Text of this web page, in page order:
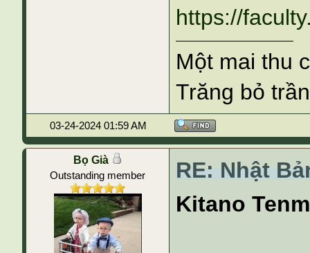
https://
Một mai thu
Trăng bỏ
03-24-2024 01:59 AM
Bọ Già
Outstanding member
RE: Nhật
Kitano